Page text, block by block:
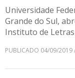
Universidade
Grande do Sul,
Instituto de
PUBLICADO 04/09/2019